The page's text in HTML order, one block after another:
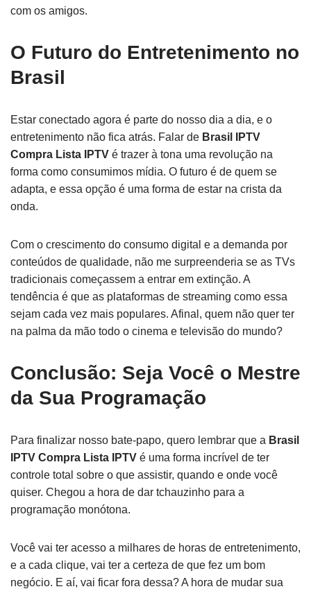
com os amigos.
O Futuro do Entretenimento no
Brasil
Estar conectado agora é parte do nosso dia a dia, e o
entretenimento não fica atrás. Falar de Brasil IPTV
Compra Lista IPTV é trazer à tona uma revolução na
forma como consumimos mídia. O futuro é de quem se
adapta, e essa opção é uma forma de estar na crista da
onda.
Com o crescimento do consumo digital e a demanda por
conteúdos de qualidade, não me surpreenderia se as TVs
tradicionais começassem a entrar em extinção. A
tendência é que as plataformas de streaming como essa
sejam cada vez mais populares. Afinal, quem não quer ter
na palma da mão todo o cinema e televisão do mundo?
Conclusão: Seja Você o Mestre
da Sua Programação
Para finalizar nosso bate-papo, quero lembrar que a Brasil
IPTV Compra Lista IPTV é uma forma incrível de ter
controle total sobre o que assistir, quando e onde você
quiser. Chegou a hora de dar tchauzinho para a
programação monótona.
Você vai ter acesso a milhares de horas de entretenimento,
e a cada clique, vai ter a certeza de que fez um bom
negócio. E aí, vai ficar fora dessa? A hora de mudar sua